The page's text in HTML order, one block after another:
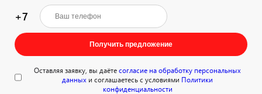
+7
Получить предложение
Оставляя заявку, вы даётесогласие на обработку персональных
данных и соглашаетесь с условиями Политики
конфиденциальности